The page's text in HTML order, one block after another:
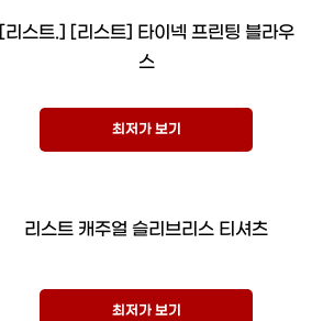
[리스트.] [리스트] 타이넥 프린팅 블라우
스
최저가 보기
리스트 캐주얼 슬리브리스 티셔츠
최저가 보기